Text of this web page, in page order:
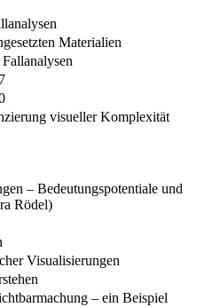
Materialien
visueller Komplexität
– Bedeutungspotentiale und
Rödel)
Visualisierungen
– ein Beispiel